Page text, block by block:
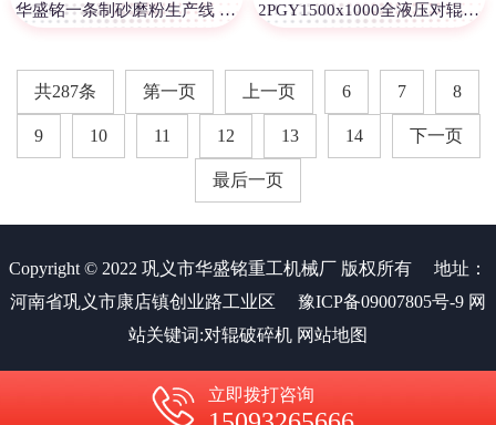
华盛铭一条制砂磨粉生产线 发往江苏徐州 2PGY1500x1000全液压对辊制砂机发往河南洛阳
共287条 第一页 上一页 6 7 8
9 10 11 12 13 14 下一页
最后一页
Copyright © 2022 巩义市华盛铭重工机械厂 版权所有
地址：
河南省巩义市康店镇创业路工业区
豫ICP备09007805号-9 网
站关键词:对辊破碎机 网站地图
立即拨打咨询